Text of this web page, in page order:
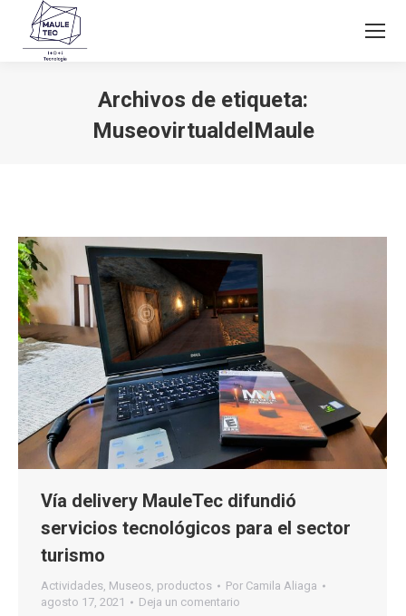
Archivos de etiqueta:
MuseovirtualdelMaule
Vía delivery MauleTec difundió
servicios tecnológicos para el sector
turismo
Actividades, Museos, productos Por Camila Aliaga
agosto 17, 2021
Deja un comentario